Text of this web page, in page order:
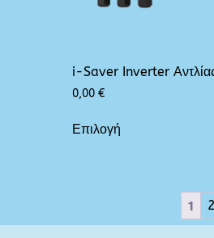
i-Saver Inverter
0,00 €
Επιλογή
1 2